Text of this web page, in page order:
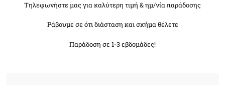
Τηλεφωνήστε μας για καλύτερη τιμή & ημ/νία παράδοσης
Ράβουμε σε ότι διάσταση και σχήμα θέλετε
Παράδοση σε 1-3 εβδομάδες!